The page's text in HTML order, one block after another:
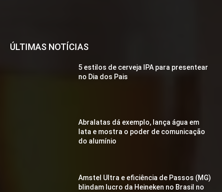
ÚLTIMAS NOTÍCIAS
5 estilos de cerveja IPA para presentear
no Dia dos Pais
Abralatas dá exemplo, lança água em
lata e mostra o poder de comunicação
do alumínio
Amstel Ultra e eficiência de Passos (MG)
blindam lucro da Heineken no Brasil no